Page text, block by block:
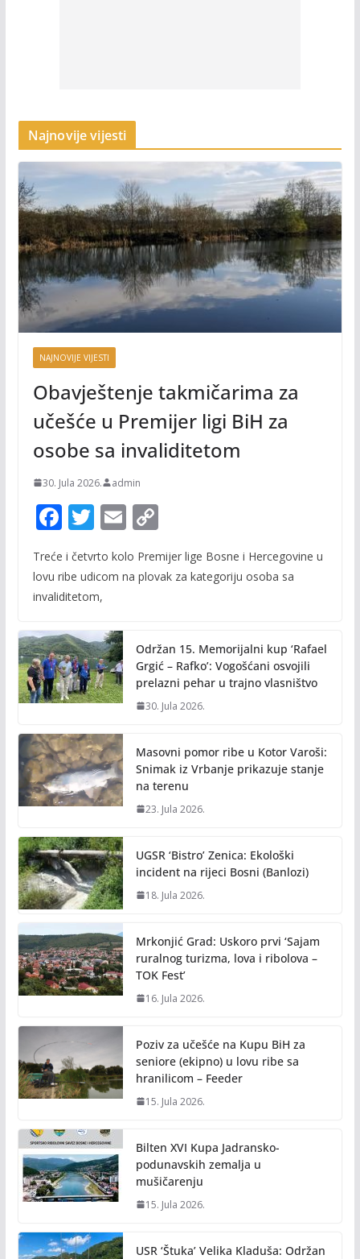
Najnovije vijesti
NAJNOVIJE VIJESTI
Obavještenje takmičarima za
učešće u Premijer ligi BiH za
osobe sa invaliditetom
30. Jula 2026. admin
F
e
b
o
k
T
itt
er
E
ai
C
p
n
k
Treće i četvrto kolo Premijer lige Bosne i Hercegovine u
lovu ribe udicom na plovak za kategoriju osoba sa
invaliditetom,
Održan 15. Memorijalni kup ‘Rafael
Grgić – Rafko’: Vogošćani osvojili
prelazni pehar u trajno vlasništvo
30. Jula 2026.
Masovni pomor ribe u Kotor Varoši:
Snimak iz Vrbanje prikazuje stanje
na terenu
23. Jula 2026.
UGSR ‘Bistro’ Zenica: Ekološki
incident na rijeci Bosni (Banlozi)
18. Jula 2026.
Mrkonjić Grad: Uskoro prvi ‘Sajam
ruralnog turizma, lova i ribolova –
TOK Fest’
16. Jula 2026.
Poziv za učešće na Kupu BiH za
seniore (ekipno) u lovu ribe sa
hranilicom – Feeder
15. Jula 2026.
Bilten XVI Kupa Jadransko-
podunavskih zemalja u
mušičarenju
15. Jula 2026.
USR ‘Štuka’ Velika Kladuša: Održan